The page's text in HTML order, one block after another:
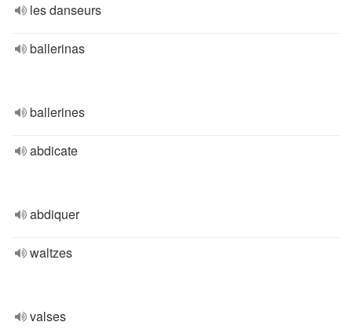
les danseurs
ballerinas
ballerines
abdicate
abdiquer
waltzes
valses